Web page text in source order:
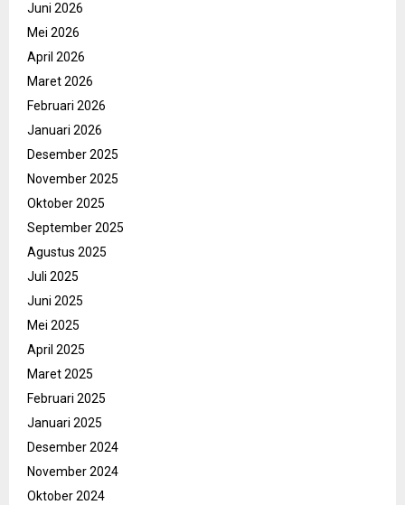
Juni 2026
Mei 2026
April 2026
Maret 2026
Februari 2026
Januari 2026
Desember 2025
November 2025
Oktober 2025
September 2025
Agustus 2025
Juli 2025
Juni 2025
Mei 2025
April 2025
Maret 2025
Februari 2025
Januari 2025
Desember 2024
November 2024
Oktober 2024